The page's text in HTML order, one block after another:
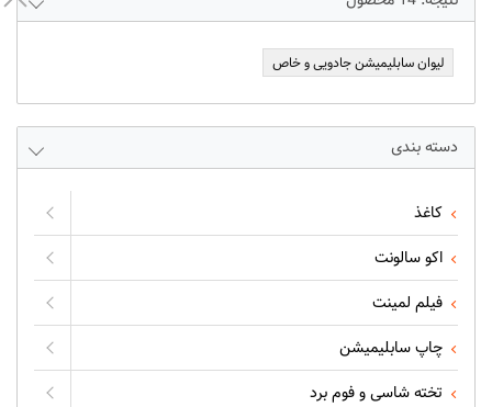
لیوان سابلیمیشن جادویی و خاص
دسته بندی
کاغذ
اکو سالونت
فیلم لمینت
چاپ سابلیمیشن
تخته شاسی و فوم برد